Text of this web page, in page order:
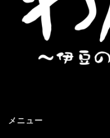
メニュー